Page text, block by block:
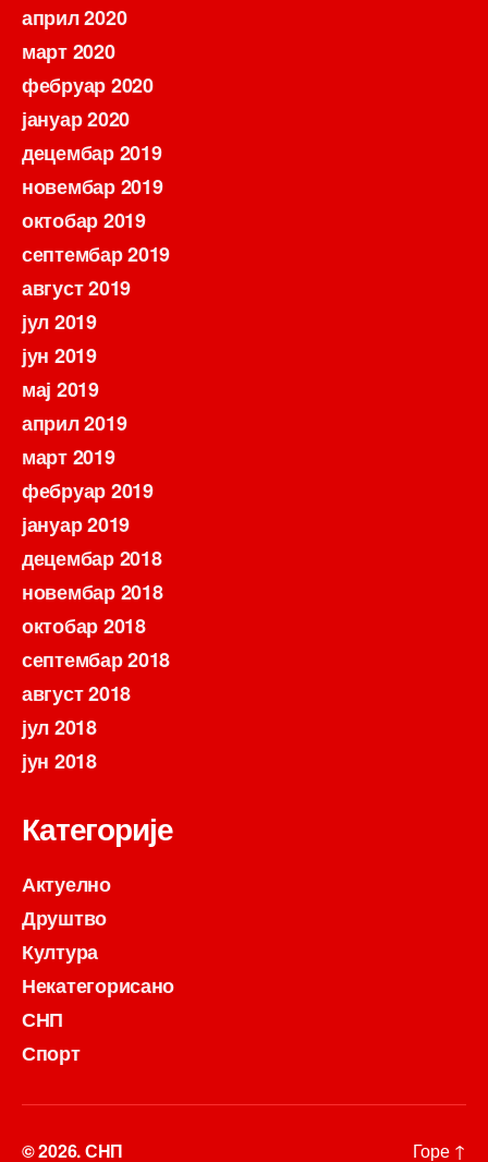
април 2020
март 2020
фебруар 2020
јануар 2020
децембар 2019
новембар 2019
октобар 2019
септембар 2019
август 2019
јул 2019
јун 2019
мај 2019
април 2019
март 2019
фебруар 2019
јануар 2019
децембар 2018
новембар 2018
октобар 2018
септембар 2018
август 2018
јул 2018
јун 2018
Категорије
Актуелно
Друштво
Култура
Некатегорисано
СНП
Спорт
© 2026.СНП Горе ↑